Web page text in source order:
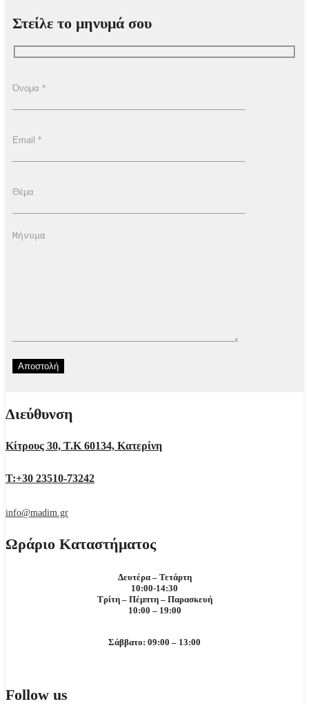
Στείλε το μηνυμά σου
Διεύθυνση
Κίτρους 30, Τ.Κ 60134, Κατερίνη
Τ:+30 23510-73242
info@madim.gr
Ωράριο Καταστήματος
Δευτέρα – Τετάρτη
10:00-14:30
Τρίτη – Πέμπτη – Παρασκευή
10:00 – 19:00
Σάββατο: 09:00 – 13:00
Follow us